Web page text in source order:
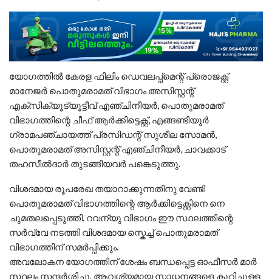
യോഗത്തിൽ കേരള ഫിലിം ഡെവലപ്പ്മെന്റ് പ്രൊജക്റ്റ്‌
മാനേജർ പൊതുമരാമത് വിഭാഗം അസിസ്റ്റന്റ്
എക്സിക്യൂട്യൂട്ടീവ് എഞ്ചിനീയർ, പൊതുമരാമത്
വിഭാഗത്തിന്റെ ചീഫ് ആർക്കിട്ടെക്റ്റ്, എങ്ങണ്ടിയൂർ
ഗ്രാമപഞ്ചായത്ത് പ്രസിഡന്റ്‌ സുശീല സോമൻ,
പൊതുമരാമത് അസിസ്റ്റന്റ് എഞ്ചിനീയർ, ചാവക്കാട്
തഹസീൽദാർ തുടങ്ങിയവർ പങ്കെടുത്തു.
വിശദമായ രൂപരേഖ തയാറാക്കുന്നതിനു വേണ്ടി
പൊതുമരാമത് വിഭാഗത്തിന്റെ ആർക്കിട്ടെക്റ്റിനെ നെ
ചുമതലപ്പെടുത്തി. റവന്യു വിഭാഗം ഈ സ്ഥലത്തിന്റെ
സർവ്വേ നടത്തി വിശദമായ സ്കെച്ച് പൊതുമരാമത്
വിഭാഗത്തിന് സമർപ്പിക്കും.
അവലോകന യോഗത്തിന് ശേഷം ബന്ധപ്പെട്ട ഓഫീസർ മാർ
സ്ഥലം സന്ദർശിച്ചു. ആവശ്യമായ സാധനങ്ങളെ കുറിച്ചുള്ള